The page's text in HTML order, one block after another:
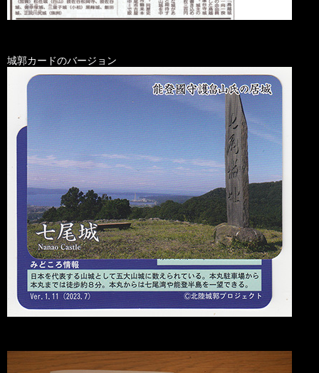
城郭カードのバージョン